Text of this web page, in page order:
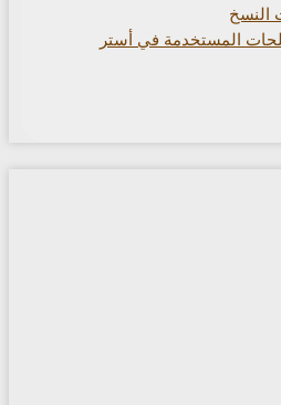
المستخدمة في أستر